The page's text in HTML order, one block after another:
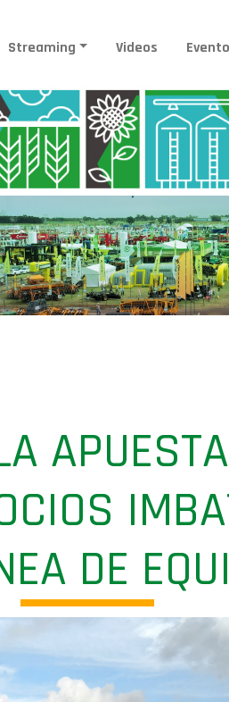
Streaming Videos
DE